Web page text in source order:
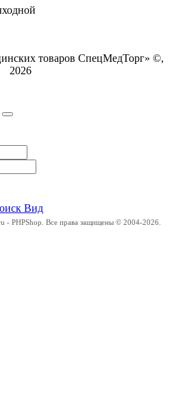
товаров СпецМедТорг» ©,
2026
Вид
- PHPShop. Все права защищены © 2004-2026.